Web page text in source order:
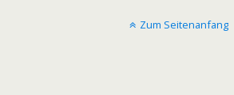
Zum Seitenanfang